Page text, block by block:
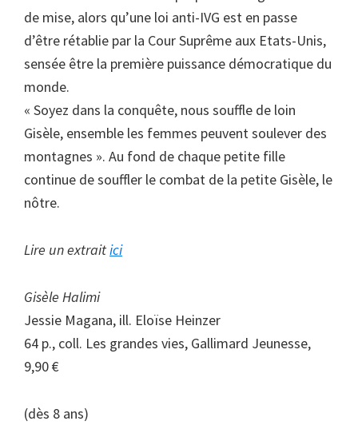
de mise, alors qu’une loi anti-IVG est en passe
d’être rétablie par la Cour Suprême aux Etats-Unis,
sensée être la première puissance démocratique du
monde.
« Soyez dans la conquête, nous souffle de loin
Gisèle, ensemble les femmes peuvent soulever des
montagnes ». Au fond de chaque petite fille
continue de souffler le combat de la petite Gisèle, le
nôtre.
Lire un extraitici
Gisèle Halimi
Jessie Magana, ill. Eloïse Heinzer
64 p., coll. Les grandes vies, Gallimard Jeunesse,
9,90 €
(dès 8 ans)